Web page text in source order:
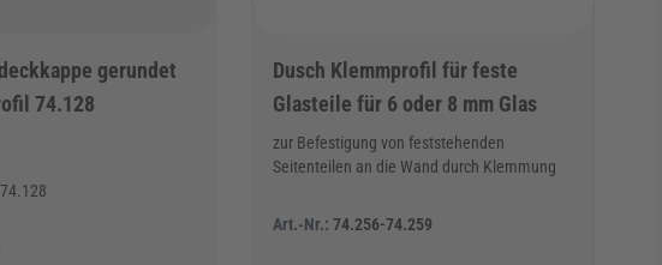
gerundet
74.128
Dusch Klemmprofil für feste
Glasteile für 6 oder 8 mm Glas
zur Befestigung von feststehenden
Seitenteilen an die Wand durch Klemmung
Art.-Nr.: 74.256-74.259